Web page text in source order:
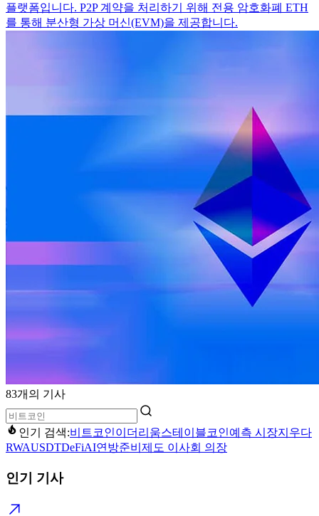
플랫폼입니다. P2P 계약을 처리하기 위해 전용 암호화폐 ETH
를 통해 분산형 가상 머신(EVM)을 제공합니다.
83개의 기사
인기 검색:비트코인이더리움스테이블코인예측 시장지우다
RWAUSDTDeFiAI연방준비제도 이사회 의장
인기 기사